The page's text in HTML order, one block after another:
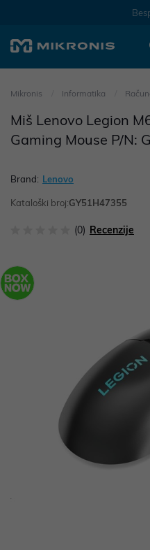
Mikronis Informatika
Miš Lenovo Legion
Gaming Mouse P/N:
Brand: Lenovo
Kataloški broj:GY51H47355
(0) Recenzije